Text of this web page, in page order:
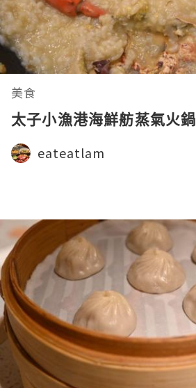
美食
太子小漁港海鮮舫蒸氣火鍋
eateatlam